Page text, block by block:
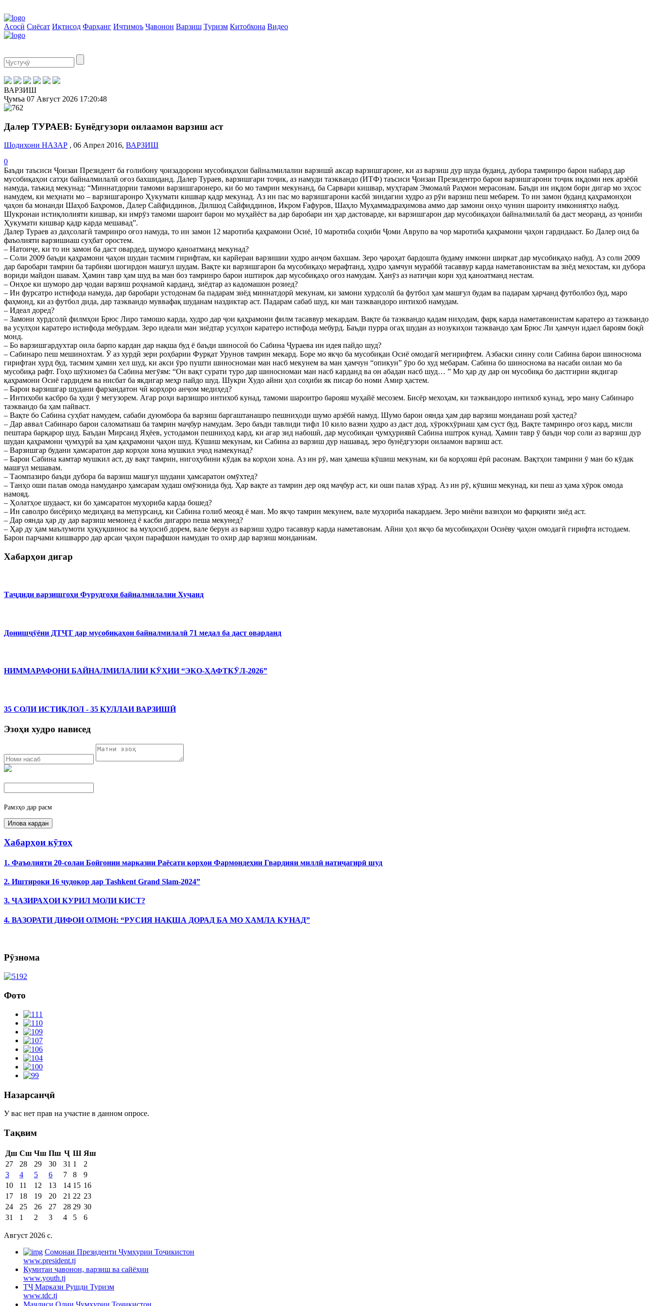
Асосӣ Сиёсат Иқтисод Фарҳанг Иҷтимоъ Ҷавонон Варзиш Туризм Китобхона Видео
ВАРЗИШ
Ҷумъа 07 Август 2026 17:20:49
Далер ТУРАЕВ: Бунёдгузори оилаамон варзиш аст
Шодихони НАЗАР , 06 Апрел 2016, ВАРЗИШ
0
Баъди таъсиси Ҷоизаи Президент ба ғолибону ҷоизадорони мусобиқаҳои байналмилалии варзишӣ аксар варзишгароне, ки аз варзиш дур шуда буданд, дубора тамринро барои набард дар
мусобиқаҳои сатҳи байналмилалӣ оғоз бахшиданд. Далер Тураев, варзишгари тоҷик, аз намуди таэквандо (ИТФ) таъсиси Ҷоизаи Президентро барои варзишгарони тоҷик иқдоми нек арзёбӣ
намуда, таъкид мекунад: “Миннатдории тамоми варзишгаронеро, ки бо мо тамрин мекунанд, ба Сарвари кишвар, муҳтарам Эмомалӣ Раҳмон мерасонам. Баъди ин иқдом бори дигар мо эҳсос
намудем, ки меҳнати мо – варзишгаронро Ҳукумати кишвар қадр мекунад. Аз ин пас мо варзишгарони касбӣ зиндагии худро аз рӯи варзиш пеш мебарем. То ин замон буданд қаҳрамонҳои
ҷаҳон ба монанди Шаҳоб Баҳромов, Далер Сайфиддинов, Дилшод Сайфиддинов, Икром Ғафуров, Шаҳло Муҳаммадраҳимова аммо дар замони онҳо чунин шароиту имкониятҳо набуд.
Шукронаи истиқлолияти кишвар, ки имрӯз тамоми шароит барои мо муҳайёст ва дар баробари ин ҳар дастоварде, ки варзишгарон дар мусобиқаҳои байналмилалӣ ба даст меоранд, аз ҷониби
Ҳукумати кишвар қадр карда мешавад”.
Далер Тураев аз даҳсолагӣ тамринро оғоз намуда, то ин замон 12 маротиба қаҳрамони Осиё, 10 маротиба соҳиби Ҷоми Аврупо ва чор маротиба қаҳрамони ҷаҳон гардидааст. Бо Далер оид ба
фаъолияти варзишиаш суҳбат оростем.
– Натоиҷе, ки то ин замон ба даст овардед, шуморо қаноатманд мекунад?
– Соли 2009 баъди қаҳрамони ҷаҳон шудан тасмим гирифтам, ки карйераи варзишии худро анҷом бахшам. Зеро ҷароҳат бардошта будаму имкони ширкат дар мусобиқаҳо набуд. Аз соли 2009
дар баробари тамрин ба тарбияи шогирдон машғул шудам. Вақте ки варзишгарон ба мусобиқаҳо мерафтанд, худро ҳамчун мураббӣ тасаввур карда наметавонистам ва зиёд мехостам, ки дубора
вориди майдон шавам. Ҳамин тавр ҳам шуд ва ман боз тамринро барои иштирок дар мусобиқаҳо оғоз намудам. Ҳанӯз аз натиҷаи кори худ қаноатманд нестам.
– Онҳое ки шуморо дар ҷодаи варзиш роҳнамоӣ карданд, зиёдтар аз кадомашон розиед?
– Ин фурсатро истифода намуда, дар баробари устодонам ба падарам зиёд миннатдорӣ мекунам, ки замони хурдсолӣ ба футбол ҳам машғул будам ва падарам ҳарчанд футболбоз буд, маро
фаҳмонд, ки аз футбол дида, дар таэквандо муввафақ шуданам наздиктар аст. Падарам сабаб шуд, ки ман таэквандоро интихоб намудам.
– Идеал доред?
– Замони хурдсолӣ филмҳои Брюс Лиро тамошо карда, худро дар ҷои қаҳрамони филм тасаввур мекардам. Вақте ба таэквандо қадам ниҳодам, фарқ карда наметавонистам каратеро аз таэквандо
ва усулҳои каратеро истифода мебурдам. Зеро идеали ман зиёдтар усулҳои каратеро истифода мебурд. Баъди пурра огаҳ шудан аз нозукиҳои таэквандо ҳам Брюс Ли ҳамчун идаел бароям боқӣ
монд.
– Бо варзишгардухтар оила барпо кардан дар нақша буд ё баъди шиносоӣ бо Сабина Ҷураева ин идея пайдо шуд?
– Сабинаро пеш мешинохтам. Ӯ аз хурдӣ зери роҳбарии Фурқат Урунов тамрин мекард. Боре мо якҷо ба мусобиқаи Осиё омодагӣ мегирифтем. Азбаски синну соли Сабина барои шиноснома
гирифтан хурд буд, тасмим ҳамин хел шуд, ки акси ӯро пушти шиносномаи ман насб мекунем ва ман ҳамчун “опикун” ӯро бо худ мебарам. Сабина бо шиноснома ва насаби оилаи мо ба
мусобиқа рафт. Гоҳо шӯхиомез ба Сабина мегӯям: “Он вақт сурати туро дар шиносномаи ман насб карданд ва он абадан насб шуд… ” Мо ҳар ду дар он мусобиқа бо дастгирии якдигар
қаҳрамони Осиё гардидем ва нисбат ба якдигар меҳр пайдо шуд. Шукри Худо айни ҳол соҳиби як писар бо номи Амир ҳастем.
– Барои варзишгар шудани фарзандатон чӣ корҳоро анҷом медиҳед?
– Интихоби касбро ба худи ӯ мегузорем. Агар роҳи варзишро интихоб кунад, тамоми шароитро барояш муҳайё месозем. Бисёр мехоҳам, ки таэквандоро интихоб кунад, зеро ману Сабинаро
таэквандо ба ҳам пайваст.
– Вақте бо Сабина суҳбат намудем, сабаби дуюмбора ба варзиш баргаштанашро пешниҳоди шумо арзёбӣ намуд. Шумо барои оянда ҳам дар варзиш монданаш розӣ ҳастед?
– Дар аввал Сабинаро барои саломатиаш ба тамрин маҷбур намудам. Зеро баъди тавлиди тифл 10 кило вазни худро аз даст дод, хӯрокхӯриаш ҳам суст буд. Вақте тамринро оғоз кард, мисли
пештара барқарор шуд. Баъдан Мирсаид Яҳёев, устодамон пешниҳод кард, ки агар зид набошӣ, дар мусобиқаи ҷумҳуриявӣ Сабина иштрок кунад. Ҳамин тавр ӯ баъди чор соли аз варзиш дур
шудан қаҳрамони ҷумҳурӣ ва ҳам қаҳрамони ҷаҳон шуд. Кӯшиш мекунам, ки Сабина аз варзиш дур нашавад, зеро бунёдгузори оилаамон варзиш аст.
– Варзишгар будани ҳамсаратон дар корҳои хона мушкил эҷод намекунад?
– Барои Сабина камтар мушкил аст, ду вақт тамрин, нигоҳубини кӯдак ва корҳои хона. Аз ин рӯ, ман ҳамеша кӯшиш мекунам, ки ба корҳояш ёрӣ расонам. Вақтҳои тамрини ӯ ман бо кӯдак
машғул мешавам.
– Таомпазиро баъди дубора ба варзиш машғул шудани ҳамсаратон омӯхтед?
– Танҳо оши палав омода намуданро ҳамсарам худаш омӯзонида буд. Ҳар вақте аз тамрин дер ояд маҷбур аст, ки оши палав хӯрад. Аз ин рӯ, кӯшиш мекунад, ки пеш аз ҳама хӯрок омода
намояд.
– Ҳолатҳое шудааст, ки бо ҳамсаратон муҳориба карда бошед?
– Ин саволро бисёриҳо медиҳанд ва мепурсанд, ки Сабина ғолиб меояд ё ман. Мо якҷо тамрин мекунем, вале муҳориба накардаем. Зеро миёни вазнҳои мо фарқияти зиёд аст.
– Дар оянда ҳар ду дар варзиш мемонед ё касби дигарро пеша мекунед?
– Ҳар ду ҳам маълумоти ҳуқуқшинос ва муҳосиб дорем, вале берун аз варзиш худро тасаввур карда наметавонам. Айни ҳол якҷо ба мусобиқаҳои Осиёву ҷаҳон омодагӣ гирифта истодаем.
Барои парчами кишварро дар арсаи ҷаҳон парафшон намудан то охир дар варзиш монданиам.
Хабарҳои дигар
Таҷдиди варзишгоҳи Фурудгоҳи байналмилалии Хуҷанд
Донишҷӯёни ДТҶТ дар мусобиқаҳои байналмилалӣ 71 медал ба даст оварданд
НИММАРАФОНИ БАЙНАЛМИЛАЛИИ КӮҲИИ “ЭКО-ҲАФТКӮЛ-2026”
35 СОЛИ ИСТИҚЛОЛ - 35 ҚУЛЛАИ ВАРЗИШӢ
Эзоҳи худро нависед
Рамзҳо дар расм
Хабарҳои кӯтоҳ
1. Фаъолияти 20-солаи Бойгонии марказии Раёсати корҳои Фармондеҳии Гвардияи миллӣ натиҷагирӣ шуд
2. Иштироки 16 ҷудокор дар Tashkent Grand Slam-2024”
3. ҶАЗИРАҲОИ КУРИЛ МОЛИ КИСТ?
4. ВАЗОРАТИ ДИФОИ ОЛМОН: “РУСИЯ НАҚША ДОРАД БА МО ҲАМЛА КУНАД”
Рӯзнома
Фото
Назарсанҷӣ
У вас нет прав на участие в данном опросе.
Тақвим
Дш Сш Чш Пш Ҷ Ш Яш
27
28 29 30 31 1
2
3
4 5 6 7 8
9
10
11 12 13 14 15 16
17
18 19 20 21 22 23
24
25 26 27 28 29 30
31
1 2 3 4 5 6
Август 2026 c.
Cомонаи Президенти Ҷумҳурии Тоҷикистон
www.president.tj
Кумитаи ҷавонон, варзиш ва сайёҳии
www.youth.tj
ТҶ Маркази Рушди Туризм
www.tdc.tj
Маҷлиси Олии Ҷумҳурии Тоҷикистон